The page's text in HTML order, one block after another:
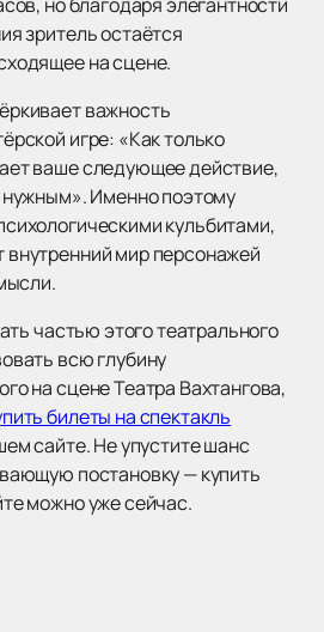
но благодаря элегантности
зритель остаётся
на сцене.
важность
игре: «Как только
ваше следующее действие,
нужным». Именно поэтому
кульбитами,
мир персонажей
частью этого театрального
всю глубину
на сцене Театра Вахтангова,
билеты на спектакль
сайте. Не упустите шанс
постановку — купить
можно уже сейчас.